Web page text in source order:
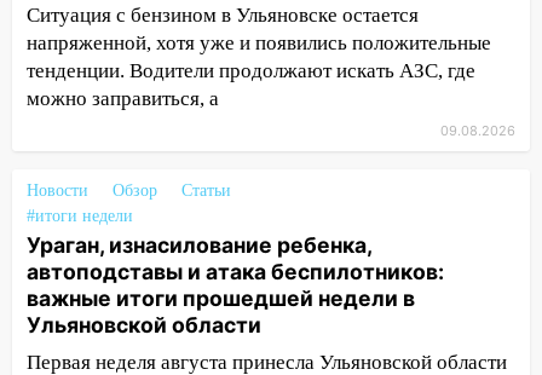
09:15 Ураган, изнасилование ребенка,
автоподставы и атака беспилотников:
важные итоги прошедшей недели в
Ульяновской области
трамвайную и троллейбусную
инфраструктуру после шторма
08:19
Внимание! В Цильнинском районе
пропал 67-летний мужчина
08:11 На Ульяновск снова надвигается
непогода
Ситуация с бензином в Ульяновске остается
напряженной, хотя уже и появились положительные
тенденции. Водители продолжают искать АЗС, где
можно заправиться, а
09.08.2026
Новости Обзор
Статьи
#итоги недели
Ураган, изнасилование ребенка,
автоподставы и атака беспилотников:
важные итоги прошедшей недели в
Ульяновской области
Первая неделя августа принесла Ульяновской области